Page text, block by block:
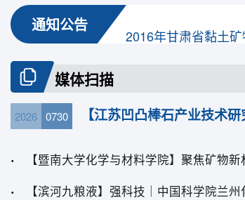
通知公告
媒体扫描
【江苏凹凸棒石产业技术
2026 0730